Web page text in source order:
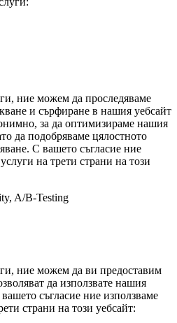
ние можем да проследяваме
и сърфиране в нашия уебсайт
за да оптимизираме нашия
да подобряваме цялостното
С вашето съгласие ние
на трети страни на този
A/B-Testing
ние можем да ви предоставим
да използвате нашия
съгласие ние използваме
страни на този уебсайт: